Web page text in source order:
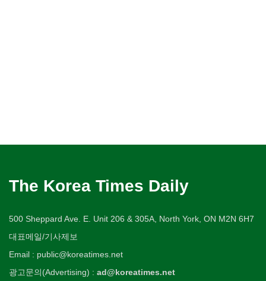
The Korea Times Daily
500 Sheppard Ave. E. Unit 206 & 305A, North York, ON M2N 6H7
대표메일/기사제보
Email : public@koreatimes.net
광고문의(Advertising) : ad@koreatimes.net